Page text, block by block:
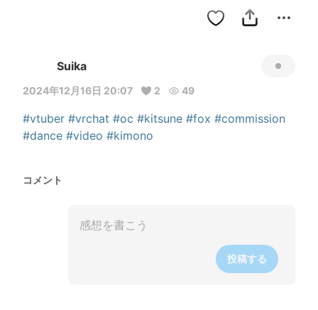
Suika
2024年12月16日 20:07 2 49
#vtuber #vrchat #oc #kitsune #fox #commission
#dance #video #kimono
コメント
投稿する